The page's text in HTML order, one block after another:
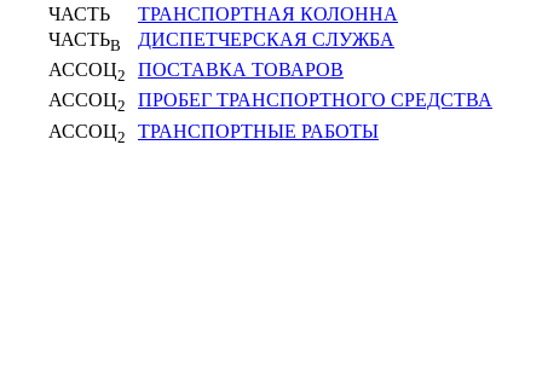
ЧАСТЬ
ТРАНСПОРТНАЯ КОЛОННА
ЧАСТЬВ
ДИСПЕТЧЕРСКАЯ СЛУЖБА
АССОЦ2
ПОСТАВКА ТОВАРОВ
АССОЦ2
ПРОБЕГ ТРАНСПОРТНОГО СРЕДСТВА
АССОЦ2 ТРАНСПОРТНЫЕ РАБОТЫ